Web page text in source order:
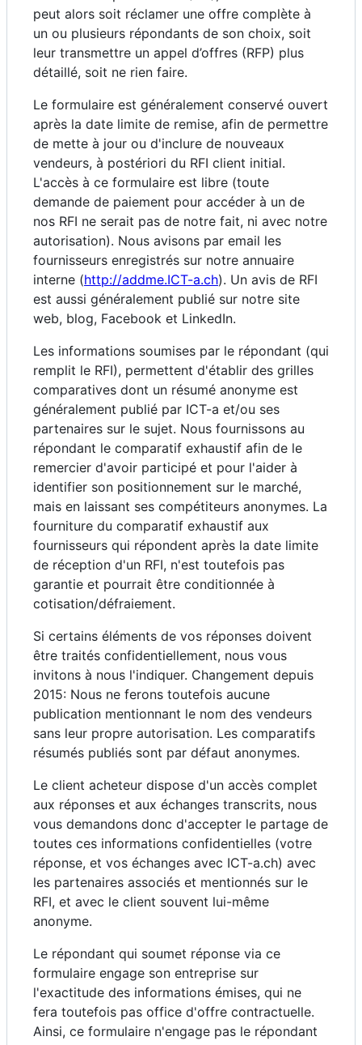
peut alors soit réclamer une offre complète à
un ou plusieurs répondants de son choix, soit
leur transmettre un appel d’offres (RFP) plus
détaillé, soit ne rien faire.
Le formulaire est généralement conservé ouvert
après la date limite de remise, afin de permettre
de mette à jour ou d'inclure de nouveaux
vendeurs, à postériori du RFI client initial.
L'accès à ce formulaire est libre (toute
demande de paiement pour accéder à un de
nos RFI ne serait pas de notre fait, ni avec notre
autorisation). Nous avisons par email les
fournisseurs enregistrés sur notre annuaire
interne (http://addme.ICT-a.ch). Un avis de RFI
est aussi généralement publié sur notre site
web, blog, Facebook et LinkedIn.
Les informations soumises par le répondant (qui
remplit le RFI), permettent d'établir des grilles
comparatives dont un résumé anonyme est
généralement publié par ICT-a et/ou ses
partenaires sur le sujet. Nous fournissons au
répondant le comparatif exhaustif afin de le
remercier d'avoir participé et pour l'aider à
identifier son positionnement sur le marché,
mais en laissant ses compétiteurs anonymes. La
fourniture du comparatif exhaustif aux
fournisseurs qui répondent après la date limite
de réception d'un RFI, n'est toutefois pas
garantie et pourrait être conditionnée à
cotisation/défraiement.
Si certains éléments de vos réponses doivent
être traités confidentiellement, nous vous
invitons à nous l'indiquer. Changement depuis
2015: Nous ne ferons toutefois aucune
publication mentionnant le nom des vendeurs
sans leur propre autorisation. Les comparatifs
résumés publiés sont par défaut anonymes.
Le client acheteur dispose d'un accès complet
aux réponses et aux échanges transcrits, nous
vous demandons donc d'accepter le partage de
toutes ces informations confidentielles (votre
réponse, et vos échanges avec ICT-a.ch) avec
les partenaires associés et mentionnés sur le
RFI, et avec le client souvent lui-même
anonyme.
Le répondant qui soumet réponse via ce
formulaire engage son entreprise sur
l'exactitude des informations émises, qui ne
fera toutefois pas office d'offre contractuelle.
Ainsi, ce formulaire n'engage pas le répondant